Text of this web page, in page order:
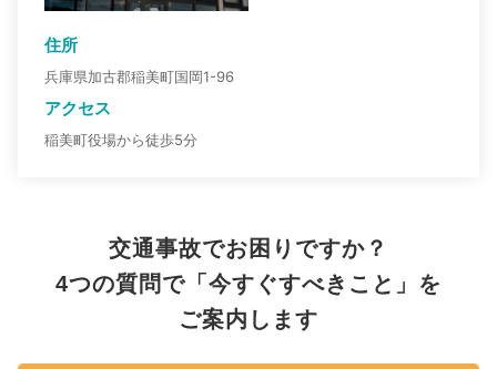
住所
兵庫県加古郡稲美町国岡1-96
アクセス
稲美町役場から徒歩5分
交通事故でお困りですか？
4つの質問で「今すぐすべきこと」を
ご案内します